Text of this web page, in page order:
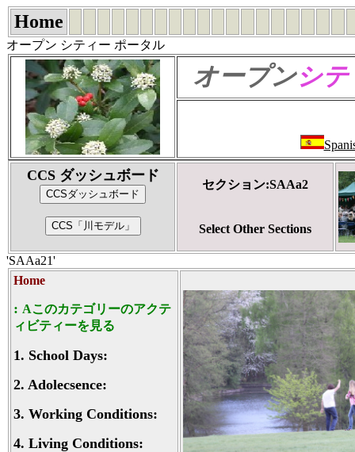
Home
オープン シティー ポータル
オープンシテ
CCS ダッシュボード
セクション:SAAa2
Select Other Sections
'SAAa21'
Home
: Aこのカテゴリーのアクテ
ィビティーを見る
1. School Days:
2. Adolecsence:
3. Working Conditions:
4. Living Conditions: